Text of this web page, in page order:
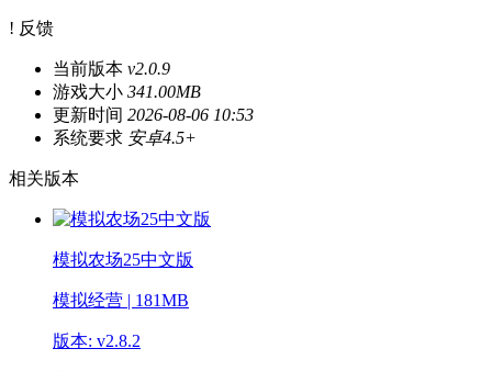
! 反馈
当前版本 v2.0.9
游戏大小 341.00MB
更新时间 2026-08-06 10:53
系统要求 安卓4.5+
相关版本
模拟农场25中文版
模拟经营 | 181MB
版本: v2.8.2